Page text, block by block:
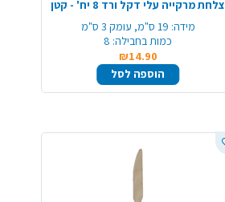
צלחת מרקייה עלי דקל ורד 8 יח' - קטן
מידה: 19 ס"מ, עומק 3 ס"מ
כמות בחבילה: 8
₪14.90
הוספה לסל